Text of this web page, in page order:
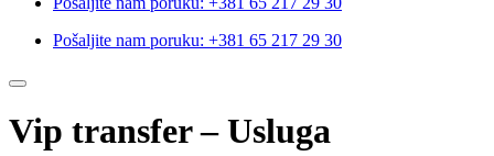
Pošaljite nam poruku: +381 65 217 29 30
Vip transfer – Usluga